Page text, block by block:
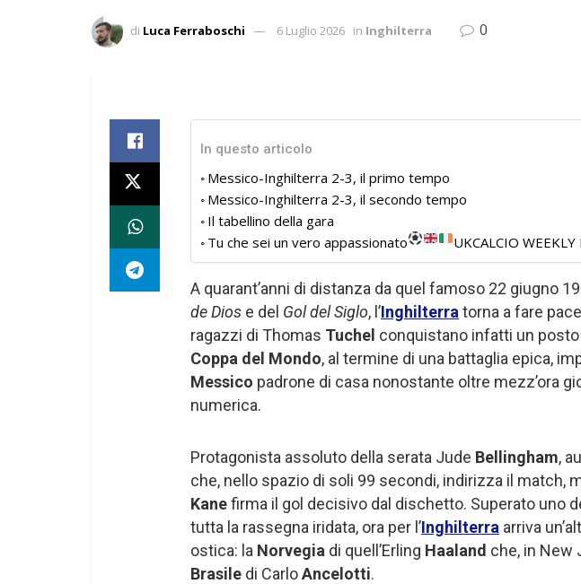
di Luca Ferraboschi 6 Luglio 2026 in Inghilterra 0
In questo articolo
Messico-Inghilterra 2-3, il primo tempo
Messico-Inghilterra 2-3, il secondo tempo
Il tabellino della gara
Tu che sei un vero appassionato
UKCALCIO WEEKLY
A quarant’anni di distanza da quel famoso 22 giugno
de Dios e del Gol del Siglo, l’Inghilterratorna a fare
ragazzi di Thomas Tuchel conquistano infatti un
Coppa del Mondo, al termine di una battaglia epica,
Messico padrone di casa nonostante oltre mezz’ora
numerica.
Protagonista assoluto della serata Jude Bellingham,
che, nello spazio di soli 99 secondi, indirizza il match,
Kanefirma il gol decisivo dal dischetto. Superato uno
tutta la rassegna iridata, ora per l’Inghilterra arriva
ostica: la Norvegia di quell’Erling Haaland che, in New
Brasile di CarloAncelotti.